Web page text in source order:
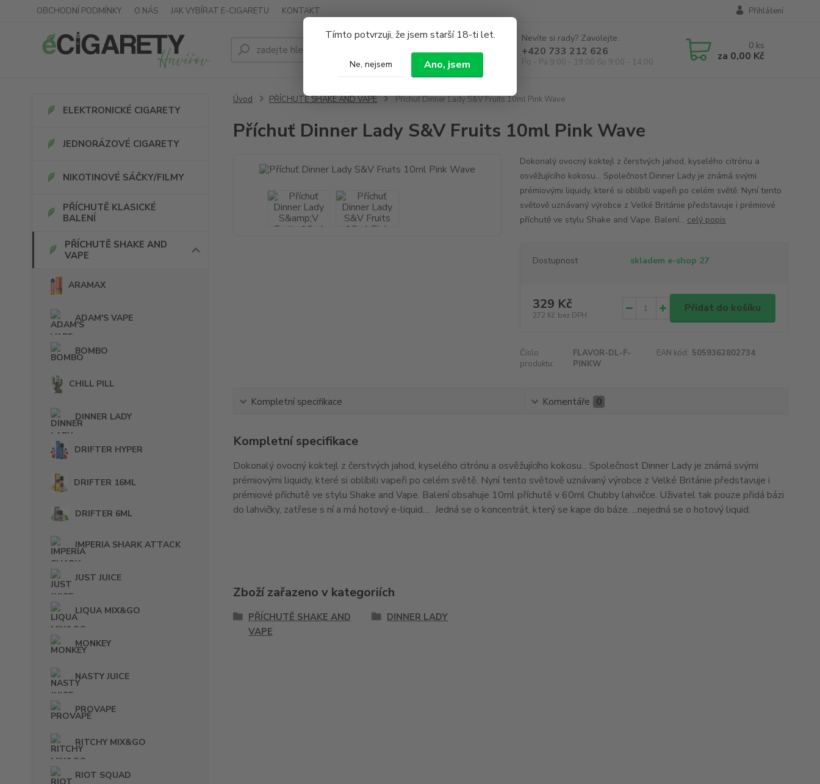
Tímto potvrzuji, že jsem starší 18-ti let.
Ne, nejsem Ano, jsem
OBCHODNÍ PODMÍNKY O NÁS JAK VYBÍRAT E-CIGARETU KONTAKT Přihlášení
Hledat
Nevíte si rady? Zavolejte.
+420 733 212 626
Po - Pá 9:00 - 19:00 So 9:00 - 14:00
0 ks
za 0,00 Kč
ELEKTRONICKÉ CIGARETY
JEDNORÁZOVÉ CIGARETY
NIKOTINOVÉ SÁČKY/FILMY
PŘÍCHUTĚ KLASICKÉ
BALENÍ
PŘÍCHUTĚ SHAKE AND
VAPE
ARAMAX
ADAM'S VAPE
BOMBO
CHILL PILL
DINNER LADY
DRIFTER HYPER
DRIFTER 16ML
DRIFTER 6ML
IMPERIA SHARK ATTACK
JUST JUICE
LIQUA MIX&GO
MONKEY
NASTY JUICE
PROVAPE
RITCHY MIX&GO
RIOT SQUAD
Úvod PŘÍCHUTĚ SHAKE AND VAPE Příchuť Dinner Lady S&V Fruits 10ml Pink Wave
Příchuť Dinner Lady S&V Fruits 10ml Pink Wave
Dokonalý ovocný koktejl z čerstvých jahod, kyselého citrónu a
osvěžujícího kokosu... Společnost Dinner Lady je známá svými
prémiovými liquidy, které si oblíbili vapeři po celém světě. Nyní tento
světově uznávaný výrobce z Velké Británie představuje i prémiové
příchutě ve stylu Shake and Vape. Balení... celý popis
Dostupnost skladem e-shop 27
329 Kč
272 Kč bez DPH
Přidat do košíku
Číslo
produktu:
FLAVOR-DL-F-
PINKW
EAN kód: 5059362802734
Kompletní specifikace Komentáře 0
Kompletní specifikace
Dokonalý ovocný koktejl z čerstvých jahod, kyselého citrónu a osvěžujícího kokosu... Společnost Dinner Lady je známá svými
prémiovými liquidy, které si oblíbili vapeři po celém světě. Nyní tento světově uznávaný výrobce z Velké Británie představuje i
prémiové příchutě ve stylu Shake and Vape. Balení obsahuje 10ml příchutě v 60ml Chubby lahvičce. Uživatel tak pouze přidá bázi
do lahvičky, zatřese s ní a má hotový e-liquid.... Jedná se o koncentrát, který se kape do báze. ...nejedná se o hotový liquid.
Zboží zařazeno v kategoriích
PŘÍCHUTĚ SHAKE AND
VAPE
DINNER LADY